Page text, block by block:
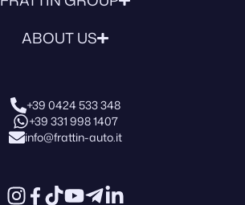
ABOUT US
+39 0424 533 348
+39 331 998 1407
info@frattin-auto.it